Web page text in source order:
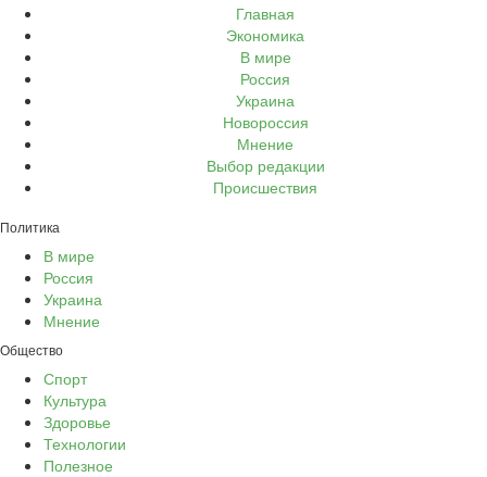
Главная
Экономика
В мире
Россия
Украина
Новороссия
Мнение
Выбор редакции
Происшествия
Политика
В мире
Россия
Украина
Мнение
Общество
Спорт
Культура
Здоровье
Технологии
Полезное